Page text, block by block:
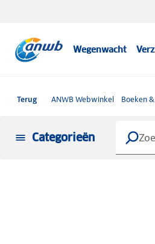
Wegenwacht
Terug ANWB Webwinkel Boeken
Categorieën